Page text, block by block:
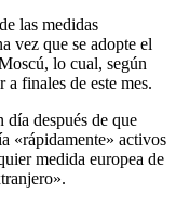
las medidas
vez que se adopte el
lo cual, según
finales de este mes.
día después de que
«rápidamente» activos
medida europea de